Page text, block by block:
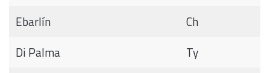
Ebarlín
Ch
Di Palma
Ty